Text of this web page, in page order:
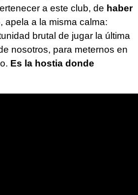
a este club, de haber
apela a la misma calma:
brutal de jugar la última
nosotros, para meternos en
Es la hostia donde